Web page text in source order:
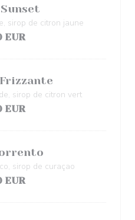
sirop de citron jaune
EUR
sirop de citron vert
EUR
sirop de curaçao
EUR